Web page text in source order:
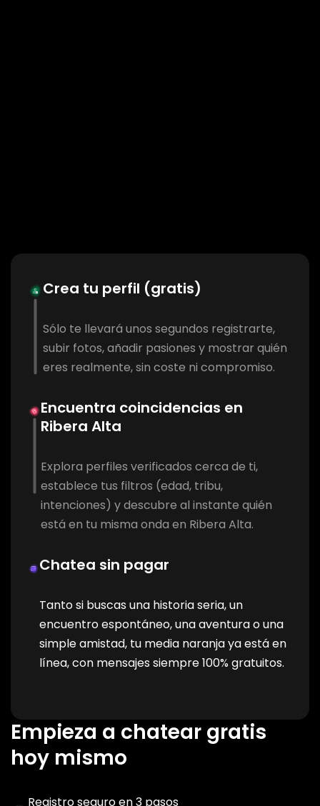
Crea tu perfil (gratis)
Sólo te llevará unos segundos registrarte,
subir fotos, añadir pasiones y mostrar quién
eres realmente, sin coste ni compromiso.
Encuentra coincidencias en
Ribera Alta
Explora perfiles verificados cerca de ti,
establece tus filtros (edad, tribu,
intenciones) y descubre al instante quién
está en tu misma onda en Ribera Alta.
Chatea sin pagar
Tanto si buscas una historia seria, un
encuentro espontáneo, una aventura o una
simple amistad, tu media naranja ya está en
línea, con mensajes siempre 100% gratuitos.
Empieza a chatear gratis
hoy mismo
Registro seguro en 3 pasos